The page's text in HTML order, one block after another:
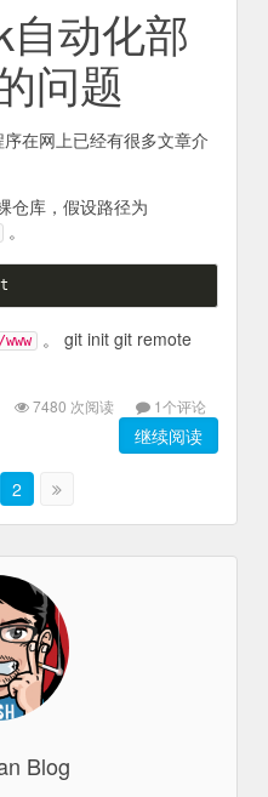
动化部
问题
在网上已经有很多文章介
仓库，假设路径为
。
。 git init git remote
7480 次阅读 1个评论
继续阅读
2
Blog